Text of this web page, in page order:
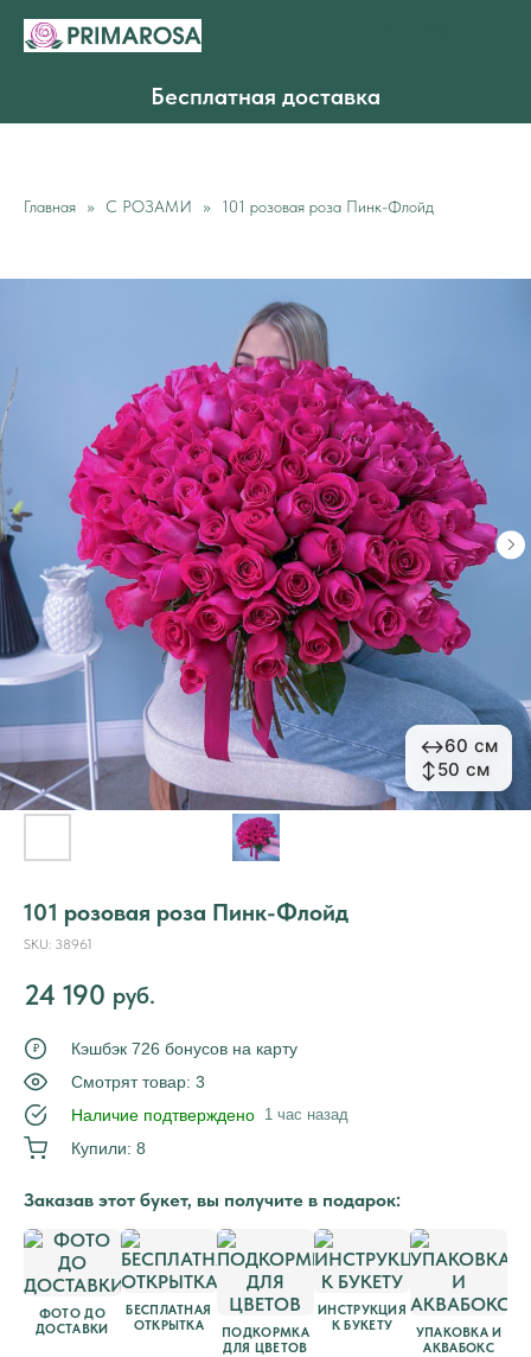
Бесплатная доставка
Главная С РОЗАМИ 101 розовая роза Пинк-Флойд
↔60 см
↕50 см
↔60 см
↕50 см
101 розовая роза Пинк-Флойд
SKU: 38961
24 190 руб.
₽
Кэшбэк 726 бонусов на карту
Смотрят товар: 3
Наличие подтверждено
1 час назад
Купили: 8
Заказав этот букет, вы получите в подарок:
ФОТО ДО
ДОСТАВКИ
БЕСПЛАТНАЯ
ОТКРЫТКА
ПОДКОРМКА
ДЛЯ ЦВЕТОВ
ИНСТРУКЦИЯ
К БУКЕТУ
УПАКОВКА И
АКВАБОКС